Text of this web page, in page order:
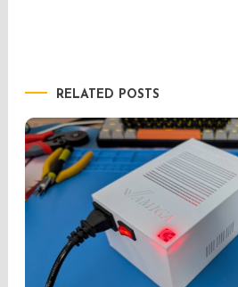
RELATED POSTS